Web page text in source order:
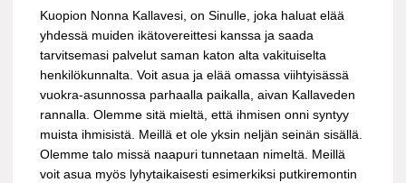
Kuopion Nonna Kallavesi, on Sinulle, joka haluat elää
yhdessä muiden ikätovereittesi kanssa ja saada
tarvitsemasi palvelut saman katon alta vakituiselta
henkilökunnalta. Voit asua ja elää omassa viihtyisässä
vuokra-asunnossa parhaalla paikalla, aivan Kallaveden
rannalla. Olemme sitä mieltä, että ihmisen onni syntyy
muista ihmisistä. Meillä et ole yksin neljän seinän sisällä.
Olemme talo missä naapuri tunnetaan nimeltä. Meillä
voit asua myös lyhytaikaisesti esimerkiksi putkiremontin